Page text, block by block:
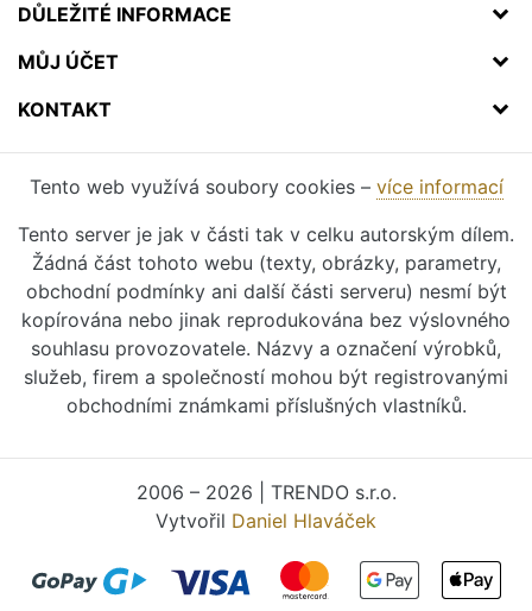
DŮLEŽITÉ INFORMACE
MŮJ ÚČET
KONTAKT
Tento web využívá soubory cookies – více informací
Tento server je jak v části tak v celku autorským dílem.
Žádná část tohoto webu (texty, obrázky, parametry,
obchodní podmínky ani další části serveru) nesmí být
kopírována nebo jinak reprodukována bez výslovného
souhlasu provozovatele. Názvy a označení výrobků,
služeb, firem a společností mohou být registrovanými
obchodními známkami příslušných vlastníků.
2006 – 2026 | TRENDO s.r.o.
Vytvořil Daniel Hlaváček